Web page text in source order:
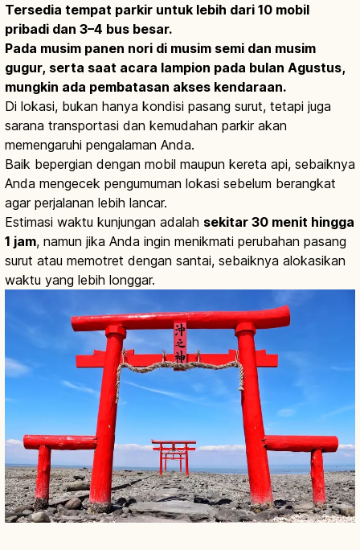
Tersedia tempat parkir untuk lebih dari 10 mobil
pribadi dan 3–4 bus besar.
Pada musim panen nori di musim semi dan musim
gugur, serta saat acara lampion pada bulan Agustus,
mungkin ada pembatasan akses kendaraan.
Di lokasi, bukan hanya kondisi pasang surut, tetapi juga
sarana transportasi dan kemudahan parkir akan
memengaruhi pengalaman Anda.
Baik bepergian dengan mobil maupun kereta api, sebaiknya
Anda mengecek pengumuman lokasi sebelum berangkat
agar perjalanan lebih lancar.
Estimasi waktu kunjungan adalah sekitar 30 menit hingga
1 jam, namun jika Anda ingin menikmati perubahan pasang
surut atau memotret dengan santai, sebaiknya alokasikan
waktu yang lebih longgar.